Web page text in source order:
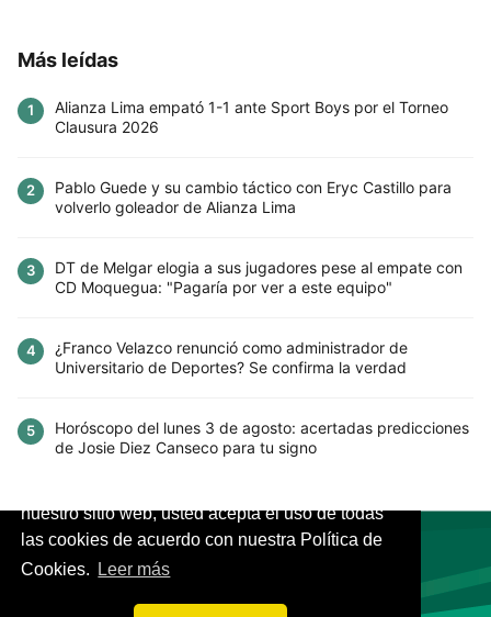
Este sitio utiliza cookies para mejorar la
nuestro sitio web, usted acepta el uso de todas
las cookies de acuerdo con nuestra Política de
Cookies.
Leer más
Más leídas
1
Alianza Lima empató 1-1 ante Sport Boys por el Torneo
Clausura 2026
2
Pablo Guede y su cambio táctico con Eryc Castillo para
volverlo goleador de Alianza Lima
3
DT de Melgar elogia a sus jugadores pese al empate con
CD Moquegua: "Pagaría por ver a este equipo"
4
¿Franco Velazco renunció como administrador de
Universitario de Deportes? Se confirma la verdad
5
Horóscopo del lunes 3 de agosto: acertadas predicciones
de Josie Diez Canseco para tu signo